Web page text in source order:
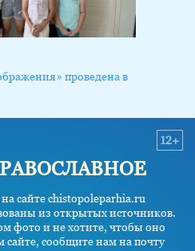
проведена в
сайте chistopoleparhia.ru
из открытых источников.
фото и не хотите, чтобы оно
сайте, сообщите нам на почту
12+